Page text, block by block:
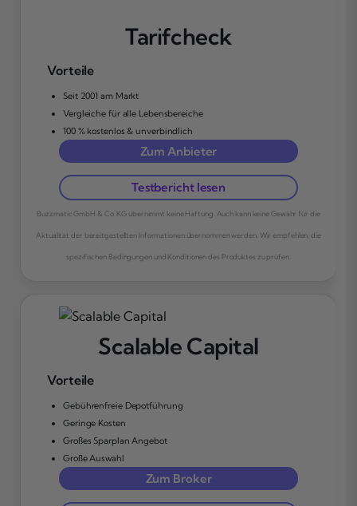
Tarifcheck
Vorteile
Seit 2001 am Markt
Vergleiche für alle Lebensbereiche
100 % kostenlos & unverbindlich
Zum Anbieter
Testbericht lesen
Buzzmatic GmbH & Co. KG übernimmt keine Haftung. Auch kann keine Gewähr für die
Aktualität der bereitgestellten Informationen übernommen werden. Wir empfehlen, die
spezifischen Bedingungen und Konditionen des Produktes zu prüfen.
Scalable Capital
Vorteile
Gebührenfreie Depotführung
Geringe Kosten
Großes Sparplan Angebot
Große Auswahl
Zum Broker